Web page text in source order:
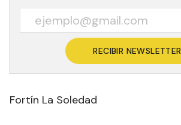
RECIBIR NEWSLETTER
Fortín La Soledad